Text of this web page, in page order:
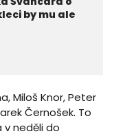
by mu ale
Miloš Knor, Peter
Černošek. To
neděli do